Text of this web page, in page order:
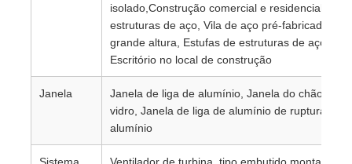
isolado,Construção comercial e residencial,
estruturas de aço, Vila de aço pré-fabricada,
grande altura, Estufas de estruturas de aço,
Escritório no local de construção
Janela
Janela de liga de alumínio, Janela do chão ao
vidro, Janela de liga de alumínio de ruptura
alumínio
Sistema Ventilador de turbina, tipo embutido montado